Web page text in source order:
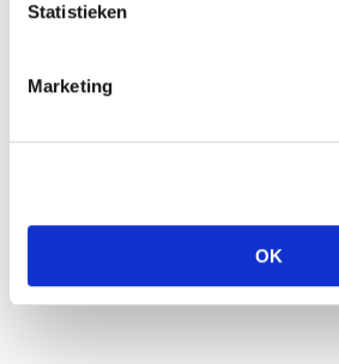
Statistieken
Marketing
OK